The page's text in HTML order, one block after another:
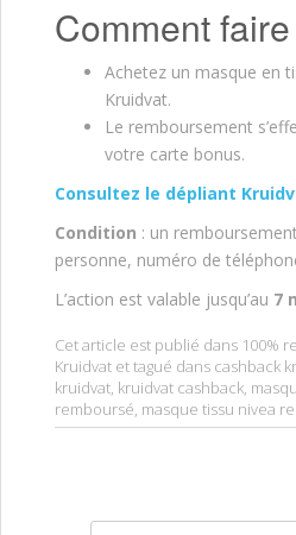
Comment
Achetez un masque en
Kruidvat.
Le remboursement
votre carte bonus.
Consultez le dépliant
Condition : un
personne, numéro de
L’action est valable jusqu’au 7
Cet article est publié dans 100%
Kruidvat et tagué dans cashback
kruidvat, kruidvat cashback,
remboursé, masque tissu nivea